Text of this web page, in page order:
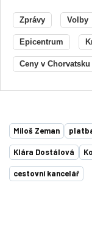
Zprávy Volby
Epicentrum
Ceny v Chorvatsku
Miloš Zeman
Klára Dostálová
cestovní kancelář